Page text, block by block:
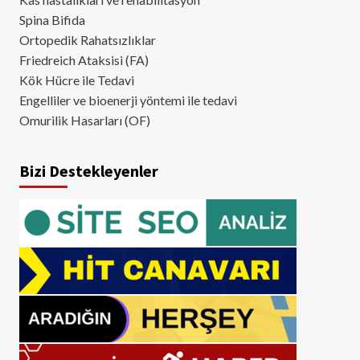
Spina Bifida
Ortopedik Rahatsızlıklar
Friedreich Ataksisi (FA)
Kök Hücre ile Tedavi
Engelliler ve bioenerji yöntemi ile tedavi
Omurilik Hasarları (OF)
Bizi Destekleyenler